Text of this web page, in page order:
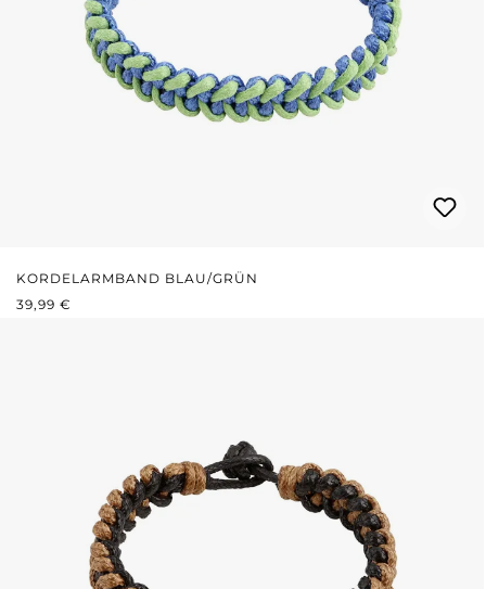
KORDELARMBAND BLAU/GRÜN
REGULÄRER PREIS:
39,99 €